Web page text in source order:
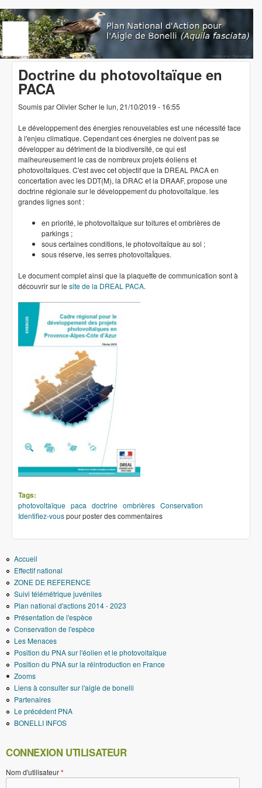
Aller au contenu principal
www.aigledebonelli.org
Doctrine du photovoltaïque en
PACA
Soumis parOlivier Scherle lun, 21/10/2019 - 16:55
Le développement des énergies renouvelables est une nécessité face
à l'enjeu climatique. Cependant ces énergies ne doivent pas se
développer au détriment de la biodiversité, ce qui est
malheureusement le cas de nombreux projets éoliens et
photovoltaïques. C'est avec cet objectif que la DREAL PACA en
concertation avec les DDT(M), la DRAC et la DRAAF, propose une
doctrine régionale sur le développement du photovoltaïque. les
grandes lignes sont :
en priorité, le photovoltaïque sur toitures et ombrières de
parkings ;
sous certaines conditions, le photovoltaïque au sol ;
sous réserve, les serres photovoltaÏques.
Le document complet ainsi que la plaquette de communication sont à
découvrir sur le site de la DREAL PACA.
Tags:
photovoltaïque paca doctrine ombrières Conservation
Identifiez-vouspour poster des commentaires
Accueil
Effectif national
ZONE DE REFERENCE
Suivi télémétrique juvéniles
Plan national d'actions 2014 - 2023
Présentation de l'espèce
Conservation de l'espèce
Les Menaces
Position du PNA sur l'éolien et le photovoltaïque
Position du PNA sur la réintroduction en France
Zooms
Liens à consulter sur l'aigle de bonelli
Partenaires
Le précédent PNA
BONELLI INFOS
CONNEXION UTILISATEUR
Nom d'utilisateur*